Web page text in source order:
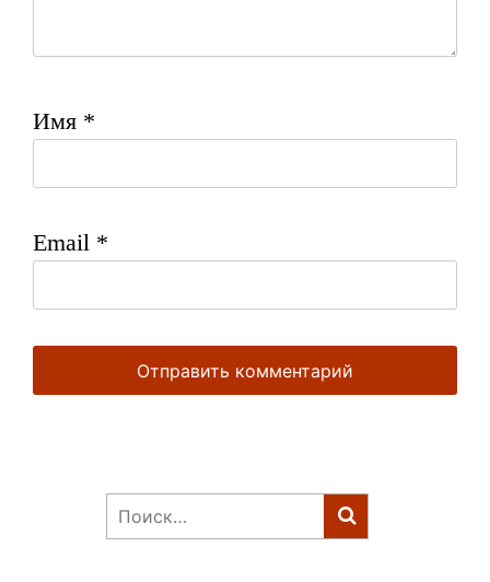
Имя *
Email *
Найти: